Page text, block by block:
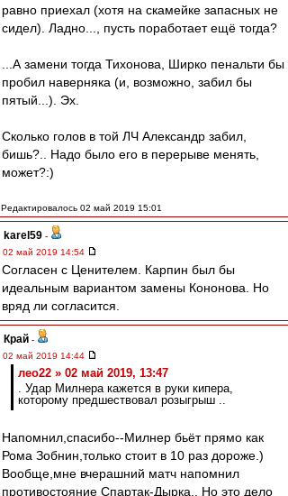
равно приехал (хотя на скамейке запасных не
сидел). Ладно..., пусть поработает ещё тогда?
...А замени тогда Тихонова, Ширко пенальти бы
пробил наверняка (и, возможно, забил бы
пятый...). Эх.
Сколько голов в той ЛЧ Александр забил,
бишь?.. Надо было его в перерыве менять,
может?:)
Редактировалось 02 май 2019 15:01
karel59 -
02 май 2019 14:54
Согласен с Ценителем. Карпин был бы
идеальным вариантом замены Кононова. Но
вряд ли согласится.
Край -
02 май 2019 14:44
лео22 » 02 май 2019, 13:47
. Удар Милнера кажется в руки кипера,
которому предшествовал розыгрыш ..
Напомнил,спасибо--Милнер бьёт прямо как
Рома Зобнин,только стоит в 10 раз дороже.)
Вообще,мне вчерашний матч напомнил
противостояние Спартак-Дырка.. Но это дело